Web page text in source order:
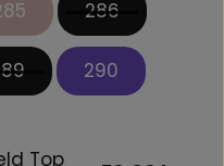
286
290
Top